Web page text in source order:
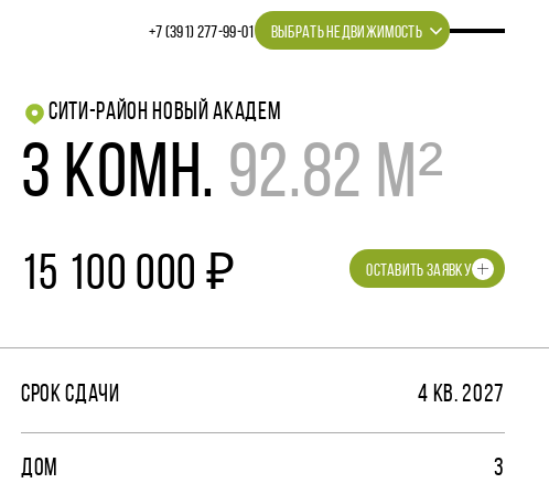
+7 (391) 277‒99‒01 ВЫБРАТЬ НЕДВИЖИМОСТЬ
СИТИ-РАЙОН НОВЫЙ АКАДЕМ
3 КОМН. 92.82 М²
15 100 000 ₽ ОСТАВИТЬ ЗАЯВКУ
СРОК СДАЧИ 4 КВ. 2027
ДОМ 3